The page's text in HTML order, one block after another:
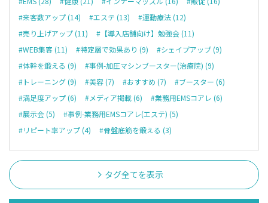
#来客数アップ (14)
#エステ (13)
#運動療法 (12)
#売り上げアップ (11)
#【導入店舗向け】勉強会 (11)
#WEB集客 (11)
#特定層で効果あり (9)
#シェイプアップ (9)
#体幹を鍛える (9)
#事例-加圧マシンブースター(治療院) (9)
#トレーニング (9)
#美容 (7) #おすすめ (7)
#ブースター (6)
#満足度アップ (6)
#メディア掲載 (6)
#業務用EMSコアレ (6)
#展示会 (5)
#事例-業務用EMSコアレ(エステ) (5)
#リピート率アップ (4)
#骨盤底筋を鍛える (3)
タグ全てを表示